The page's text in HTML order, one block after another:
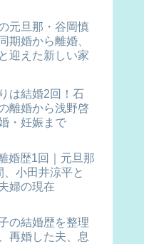
元旦那・谷岡慎
期婚から離婚、
迎えた新しい家
は結婚2回！石
離婚から浅野啓
・妊娠まで
婚歴1回｜元旦那
、小田井涼平と
婦の現在
の結婚歴を整理
再婚した夫、息